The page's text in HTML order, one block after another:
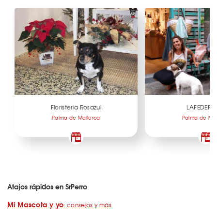
Floristeria Rosazul
Palma de Mallorca Palma de
Atajos rápidos en SrPerro
Mi Mascota y yo: consejos y más